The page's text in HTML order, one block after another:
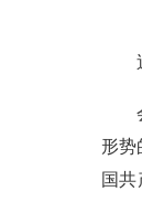
形势
国